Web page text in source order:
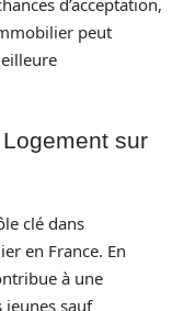
peut
sur
clé dans
en France. En
à une
sauf